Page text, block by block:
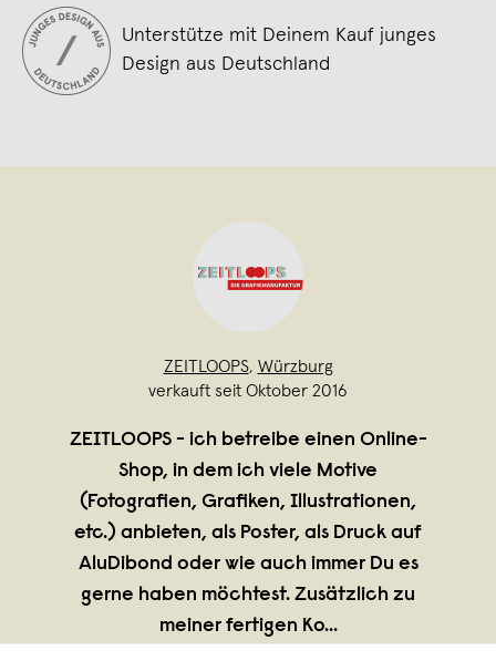
Unterstütze mit Deinem Kauf junges
Design aus Deutschland
ZEITLOOPS, Würzburg
verkauft seit Oktober 2016
ZEITLOOPS - ich betreibe einen Online-
Shop, in dem ich viele Motive
(Fotografien, Grafiken, Illustrationen,
etc.) anbieten, als Poster, als Druck auf
AluDibond oder wie auch immer Du es
gerne haben möchtest. Zusätzlich zu
meiner fertigen Ko...